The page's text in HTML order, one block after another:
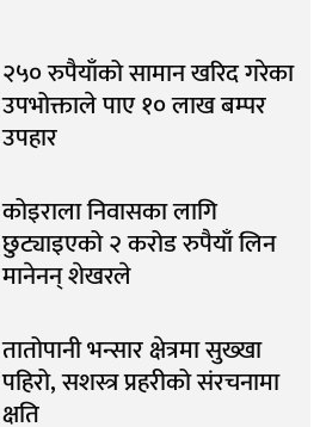
२५० रुपैयाँको सामान खरिद गरेका
उपभोक्ताले पाए १० लाख बम्पर
उपहार
कोइराला निवासका लागि
छुट्याइएको २ करोड रुपैयाँ लिन
मानेनन् शेखरले
तातोपानी भन्सार क्षेत्रमा सुख्खा
पहिरो, सशस्त्र प्रहरीको संरचनामा
क्षति